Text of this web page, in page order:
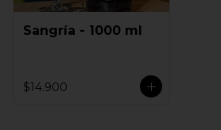
Sangría - 1000 ml
$14.900